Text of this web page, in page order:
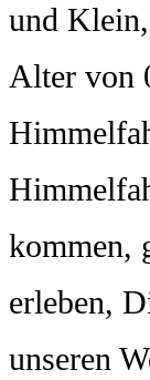
und
Alter von
kommen,
erleben,
unseren